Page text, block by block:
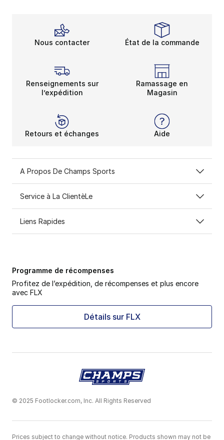
Nous contacter État de la commande
Renseignements sur
l’expédition
Ramassage en
Magasin
Retours et échanges Aide
A Propos De Champs Sports
Service à La ClientèLe
Liens Rapides
Programme de récompenses
Profitez de l’expédition, de récompenses et plus encore
avec FLX
Détails sur FLX
© 2025 Footlocker.com, Inc. All Rights Reserved
Prices subject to change without notice. Products shown may not be